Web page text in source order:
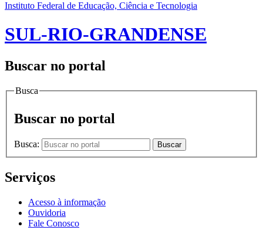
Instituto Federal de Educação, Ciência e Tecnologia
SUL-RIO-GRANDENSE
Buscar no portal
Busca
Buscar no portal
Busca: Buscar
Serviços
Acesso à informação
Ouvidoria
Fale Conosco